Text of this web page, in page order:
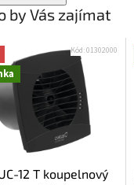
by Vás zajímat
12 T koupelnový
Kód:01302000